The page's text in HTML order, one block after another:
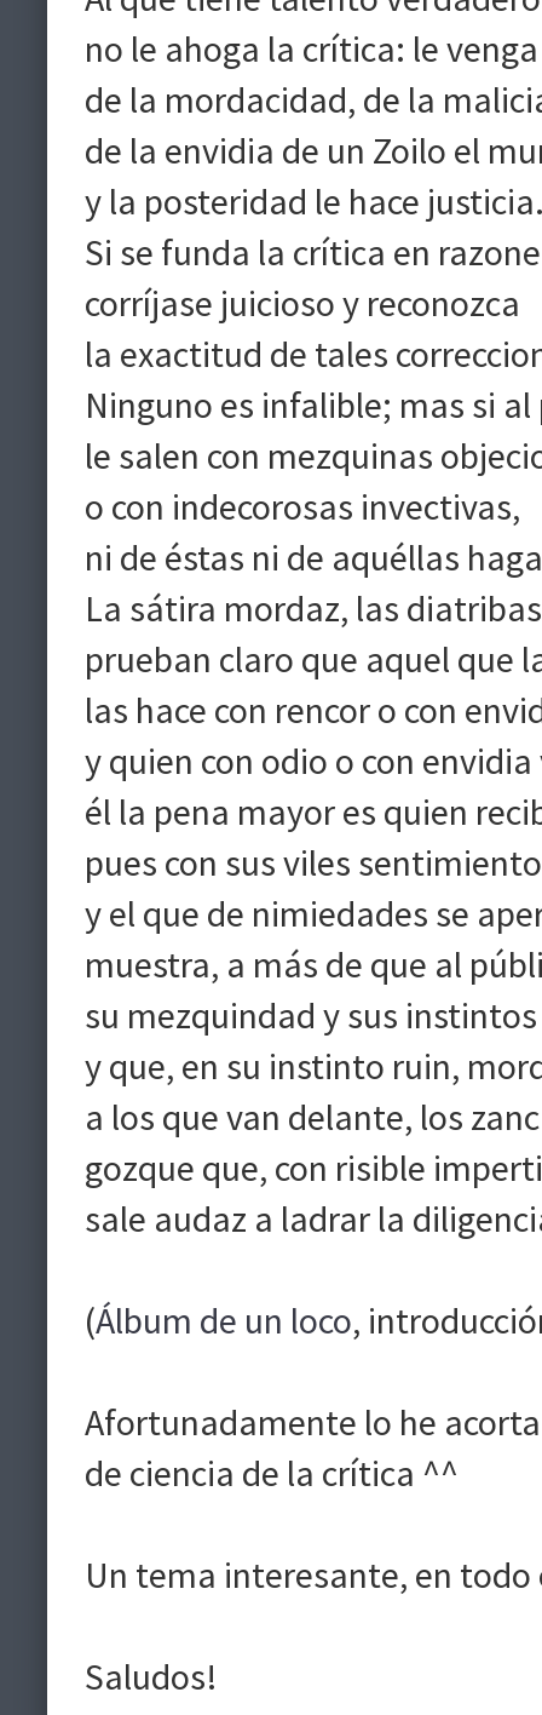
no le ahoga la crítica: le venga
de la mordacidad, de la
de la envidia de un Zoilo el
y la posteridad le hace
Si se funda la crítica en
corríjase juicioso y reconozca
la exactitud de tales
Ninguno es infalible; mas si al
le salen con mezquinas
o con indecorosas invectivas,
ni de éstas ni de aquéllas
La sátira mordaz, las diatribas
prueban claro que aquel que
las hace con rencor o con
y quien con odio o con envidia
él la pena mayor es quien
pues con sus viles
y el que de nimiedades se
muestra, a más de que al
su mezquindad y sus
y que, en su instinto ruin,
a los que van delante, los
gozque que, con risible
sale audaz a ladrar la
(Álbum de un loco,
Afortunadamente lo he
de ciencia de la crítica ^^
Un tema interesante, en todo
Saludos!